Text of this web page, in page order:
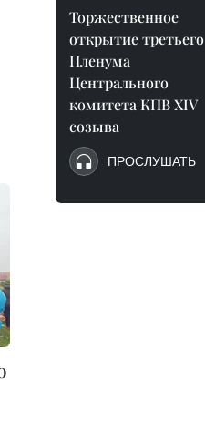
Торжественное
открытие третьего
Пленума
Центрального
комитета КПВ XIV
созыва
ПРОСЛУШАТЬ